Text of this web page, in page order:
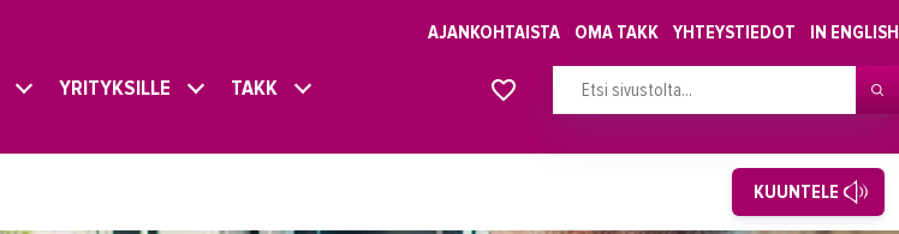
AJANKOHTAISTA OMA TAKK YHTEYSTIEDOT IN ENGLISH
YRITYKSILLE TAKK
KUUNTELE
Alkavat koulutukset osiosta